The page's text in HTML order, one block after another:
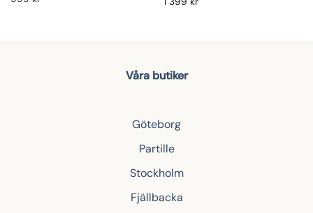
Våra butiker
Göteborg
Partille
Stockholm
Fjällbacka